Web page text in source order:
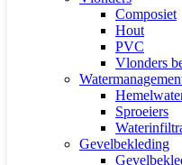
Composiet
Hout
PVC
Vlonders
Sproeiers
Gevelbekleding